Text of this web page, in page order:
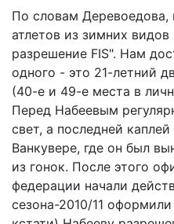
По словам Деревоедова,
атлетов из зимних
разрешение FIS". Нам
одного - это 21-летний
(40-е и 49-е места в
Перед Набеевым
свет, а последней
Ванкувере, где он был
из гонок. После этого
федерации начали
сезона-2010/11